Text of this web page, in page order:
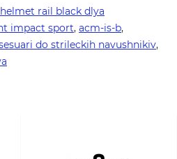
rail black dlya
impact sport, acm-is-b,
do strileckih navushnikiv,